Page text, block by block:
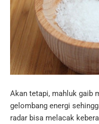
Akan tetapi, mahluk gaib
gelombang energi
radar bisa melacak